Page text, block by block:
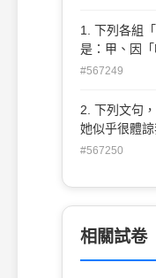
方式是先以武力霸權
文化霸權鞏固政權 (C)文化霸
1. 下列各組
是：甲、因
「臆」 乙、
陽「熾」熱
心靈／ 「痼
#567249
2. 下列文句
她似乎很體諒
我談著母親的
輩出(C)蟬聲
止， 像一篇
線綿亙， 蜿
#567250
相關試卷